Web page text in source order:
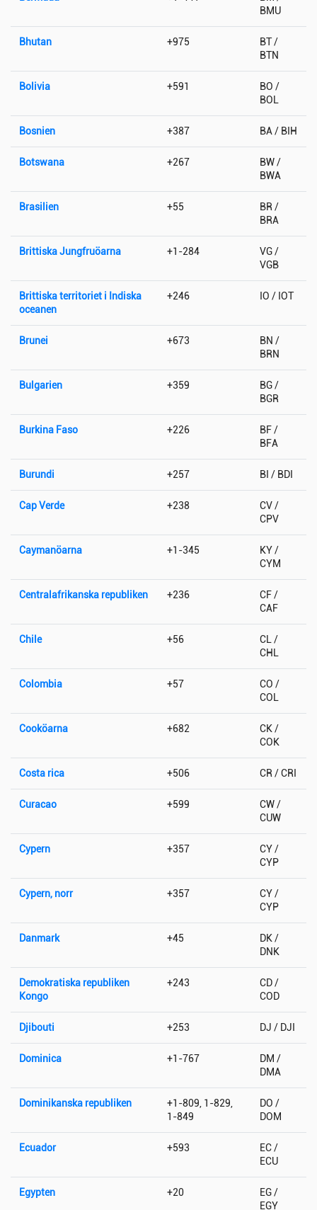
BMU
Bhutan +975
BT /
BTN
Bolivia +591
BO /
BOL
Bosnien +387 BA / BIH
Botswana +267
BW /
BWA
Brasilien +55
BR /
BRA
Brittiska Jungfruöarna +1-284
VG /
VGB
Brittiska territoriet i Indiska
oceanen
+246 IO / IOT
Brunei +673
BN /
BRN
Bulgarien +359
BG /
BGR
Burkina Faso +226
BF /
BFA
Burundi +257 BI / BDI
Cap Verde +238
CV /
CPV
Caymanöarna +1-345
KY /
CYM
Centralafrikanska republiken +236
CF /
CAF
Chile +56
CL /
CHL
Colombia +57
CO /
COL
Cooköarna +682
CK /
COK
Costa rica +506 CR / CRI
Curacao +599
CW /
CUW
Cypern +357
CY /
CYP
Cypern, norr +357
CY /
CYP
Danmark +45
DK /
DNK
Demokratiska republiken
Kongo
+243
CD /
COD
Djibouti +253 DJ / DJI
Dominica +1-767
DM /
DMA
Dominikanska republiken
+1-809, 1-829,
1-849
DO /
DOM
Ecuador +593
EC /
ECU
Egypten +20
EG /
EGY